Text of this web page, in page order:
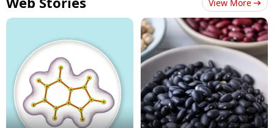
View More